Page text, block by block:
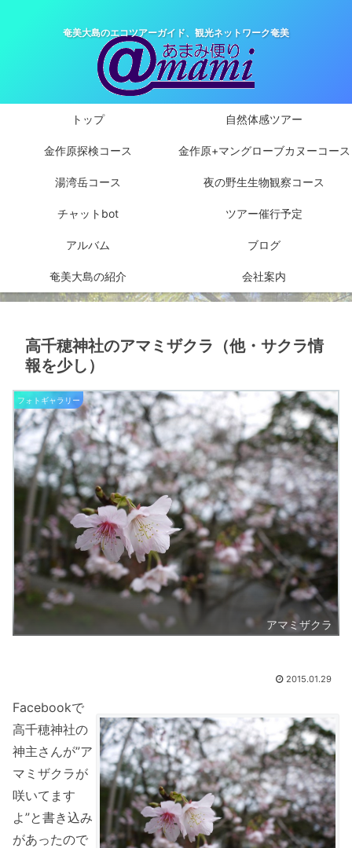
奄美大島のエコツアーガイド、観光ネットワーク奄美
トップ 自然体感ツアー
金作原探検コース 金作原+マングローブカヌーコース
湯湾岳コース 夜の野生生物観察コース
チャットbot ツアー催行予定
アルバム ブログ
奄美大島の紹介 会社案内
高千穂神社のアマミザクラ（他・サクラ情
報を少し）
フォトギャラリー
アマミザクラ
2015.01.29
Facebookで
高千穂神社の
神主さんが”ア
マミザクラが
咲いてます
よ”と書き込み
があったので